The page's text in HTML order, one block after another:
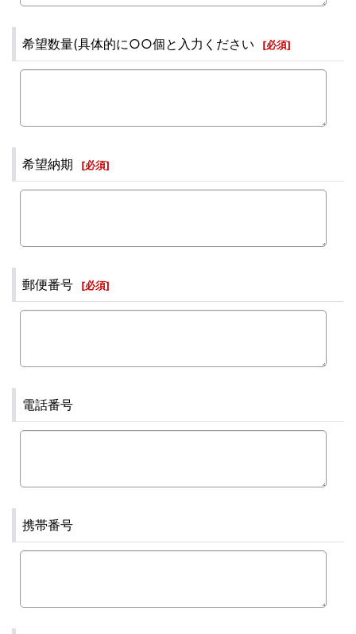
希望数量(具体的に○○個と入力ください [必須]
希望納期 [必須]
郵便番号 [必須]
電話番号
携帯番号